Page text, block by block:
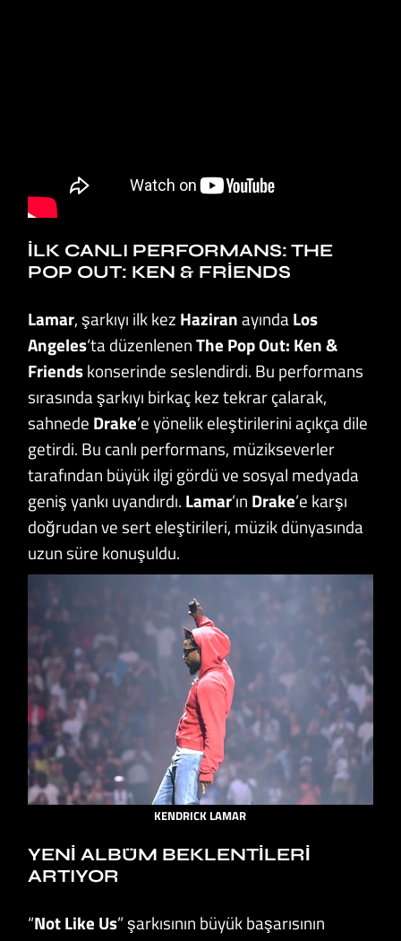
İLK CANLI PERFORMANS: THE
POP OUT: KEN & FRIENDS
Lamar, şarkıyı ilk kez HaziranayındaLos
Angeles‘ta düzenlenenThe Pop Out: Ken &
Friendskonserinde seslendirdi. Bu performans
sırasında şarkıyı birkaç kez tekrar çalarak,
sahnede Drake’e yönelik eleştirilerini açıkça dile
getirdi. Bu canlı performans, müzikseverler
tarafından büyük ilgi gördü ve sosyal medyada
geniş yankı uyandırdı. Lamar’ın Drake’e karşı
doğrudan ve sert eleştirileri, müzik dünyasında
uzun süre konuşuldu.
KENDRICK LAMAR
YENI ALBÜM BEKLENTILERI
ARTIYOR
“Not Like Us” şarkısının büyük başarısının